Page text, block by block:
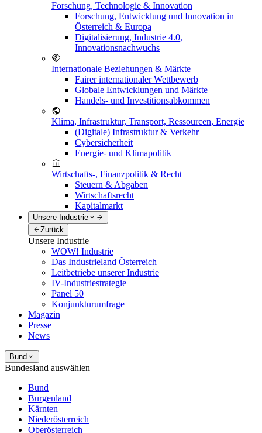
Forschung, Technologie & Innovation
Forschung, Entwicklung und Innovation in
Österreich & Europa
Digitalisierung, Industrie 4.0,
Innovationsnachwuchs
Internationale Beziehungen & Märkte
Fairer internationaler Wettbewerb
Globale Entwicklungen und Märkte
Handels- und Investitionsabkommen
Klima, Infrastruktur, Transport, Ressourcen, Energie
(Digitale) Infrastruktur & Verkehr
Cybersicherheit
Energie- und Klimapolitik
Wirtschafts-, Finanzpolitik & Recht
Steuern & Abgaben
Wirtschaftsrecht
Kapitalmarkt
Unsere Industrie
Zurück
Unsere Industrie
WOW! Industrie
Das Industrieland Österreich
Leitbetriebe unserer Industrie
IV-Industriestrategie
Panel 50
Konjunkturumfrage
Magazin
Presse
News
Bund
Bundesland auswählen
Bund
Burgenland
Kärnten
Niederösterreich
Oberösterreich